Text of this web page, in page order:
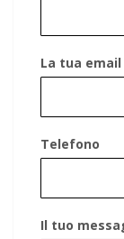
La tua email
Telefono
Il tuo